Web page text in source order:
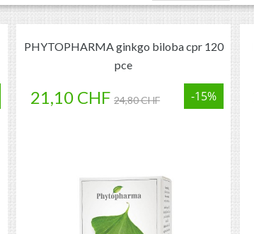
PHYTOPHARMA ginkgo biloba cpr 120
pce
21,10 CHF 24,80 CHF -15%